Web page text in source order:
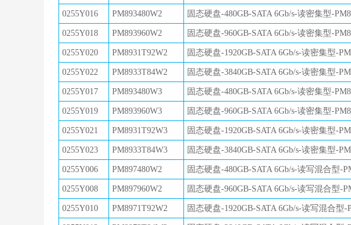
0255Y016 PM893480W2 固态硬盘-480GB-SATA 6Gb/s-读密集型-
0255Y018 PM893960W2 固态硬盘-960GB-SATA 6Gb/s-读密集型-
0255Y020 PM8931T92W2 固态硬盘-1920GB-SATA 6Gb/s-读密集型-
0255Y022 PM8933T84W2 固态硬盘-3840GB-SATA 6Gb/s-读密集型-
0255Y017 PM893480W3 固态硬盘-480GB-SATA 6Gb/s-读密集型-
0255Y019 PM893960W3 固态硬盘-960GB-SATA 6Gb/s-读密集型-
0255Y021 PM8931T92W3 固态硬盘-1920GB-SATA 6Gb/s-读密集型-
0255Y023 PM8933T84W3 固态硬盘-3840GB-SATA 6Gb/s-读密集型-
0255Y006 PM897480W2 固态硬盘-480GB-SATA 6Gb/s-读写混合型-
0255Y008 PM897960W2 固态硬盘-960GB-SATA 6Gb/s-读写混合型-
0255Y010 PM8971T92W2 固态硬盘-1920GB-SATA 6Gb/s-读写混合型